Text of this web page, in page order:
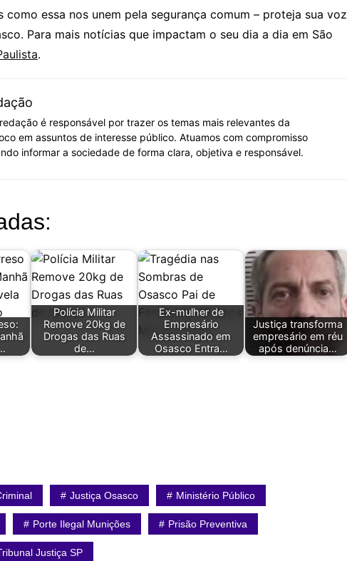
essa nos unem pela segurança comum – proteja sua voz
Para mais notícias que impactam o seu dia a dia em São
.
é responsável por trazer os temas mais relevantes da
em assuntos de interesse público. Atuamos com compromisso
informar a sociedade de forma clara, objetiva e responsável.
Polícia Militar
Remove 20kg de
Drogas das Ruas
de…
Ex-mulher de
Empresário
Assassinado em
Osasco Entra…
Justiça transforma
empresário em réu
após denúncia…
Justiça Osasco Ministério Público
Porte Ilegal Munições Prisão Preventiva
Justiça SP